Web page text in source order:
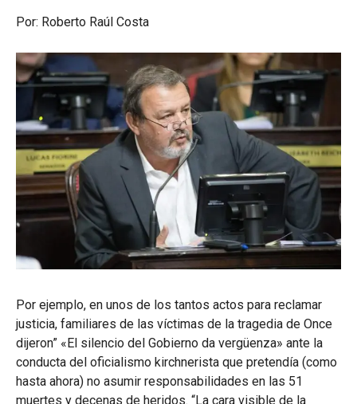
Por: Roberto Raúl Costa
Por ejemplo, en unos de los tantos actos para reclamar
justicia, familiares de las víctimas de la tragedia de Once
dijeron” «El silencio del Gobierno da vergüenza» ante la
conducta del oficialismo kirchnerista que pretendía (como
hasta ahora) no asumir responsabilidades en las 51
muertes y decenas de heridos. “La cara visible de la